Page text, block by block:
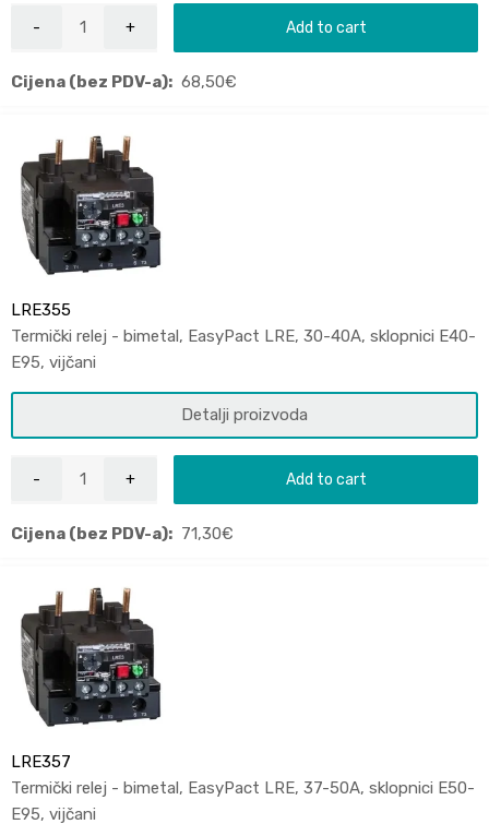
Add to cart
Cijena (bez PDV-a): 68,50€
LRE355
Termički relej - bimetal, EasyPact LRE, 30-40A, sklopnici E40-
E95, vijčani
Detalji proizvoda
Add to cart
Cijena (bez PDV-a): 71,30€
LRE357
Termički relej - bimetal, EasyPact LRE, 37-50A, sklopnici E50-
E95, vijčani